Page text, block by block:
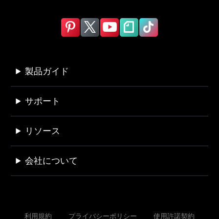
製品ガイド
サポート
リソース
会社について
利用規約 プライバシーポリシー 使用許諾契約